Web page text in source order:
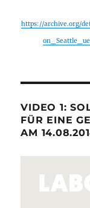
https://archive.org/
VIDEO 1:
FÜR EINE
AM